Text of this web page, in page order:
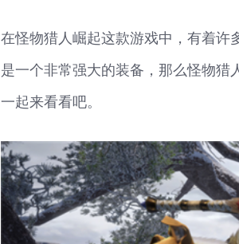
在怪物猎人崛起这款游戏中，有着许
是一个非常强大的装备，那么怪物猎
一起来看看吧。